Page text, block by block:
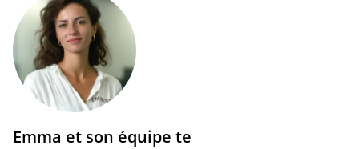
Emma et son équipe te